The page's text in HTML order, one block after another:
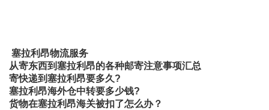
塞拉利昂物流服务
从寄东西到塞拉利昂的各种邮寄注意事项汇总
寄快递到塞拉利昂要多久?
塞拉利昂海外仓中转要多少钱?
货物在塞拉利昂海关被扣了怎么办？